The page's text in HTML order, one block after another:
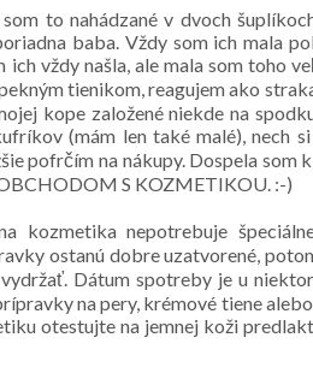
to nahádzané v dvoch
baba. Vždy som ich mala
vždy našla, ale mala som toho
tienikom, reagujem ako
kope založené niekde na
(mám len také malé), nech
pofrčím na nákupy. Dospela som
S KOZMETIKOU. :-)
kozmetika nepotrebuje
ostanú dobre uzatvorené,
Dátum spotreby je u
na pery, krémové tiene
otestujte na jemnej koži